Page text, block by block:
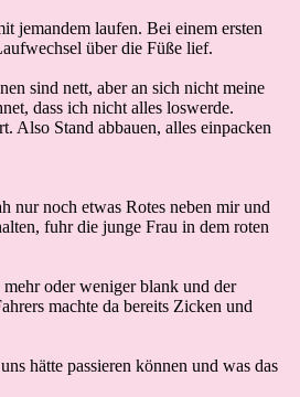
jemandem laufen. Bei einem ersten
über die Füße lief.
sind nett, aber an sich nicht meine
dass ich nicht alles loswerde.
Also Stand abbauen, alles einpacken
nur noch etwas Rotes neben mir und
fuhr die junge Frau in dem roten
oder weniger blank und der
machte da bereits Zicken und
hätte passieren können und was das